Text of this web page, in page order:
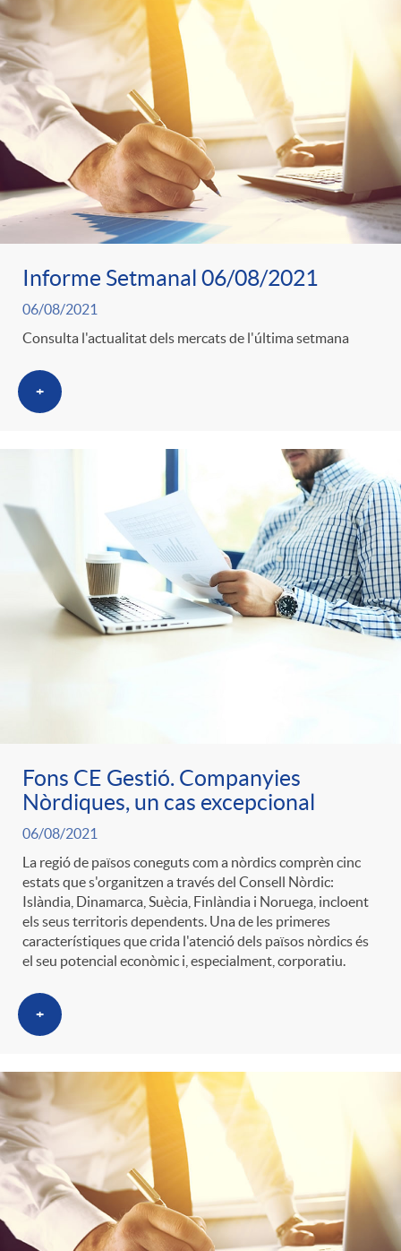
Informe Setmanal 06/08/2021
06/08/2021
Consulta l'actualitat dels mercats de l'última setmana
+
Fons CE Gestió. Companyies
Nòrdiques, un cas excepcional
06/08/2021
La regió de països coneguts com a nòrdics comprèn cinc
estats que s'organitzen a través del Consell Nòrdic:
Islàndia, Dinamarca, Suècia, Finlàndia i Noruega, incloent
els seus territoris dependents. Una de les primeres
característiques que crida l'atenció dels països nòrdics és
el seu potencial econòmic i, especialment, corporatiu.
+